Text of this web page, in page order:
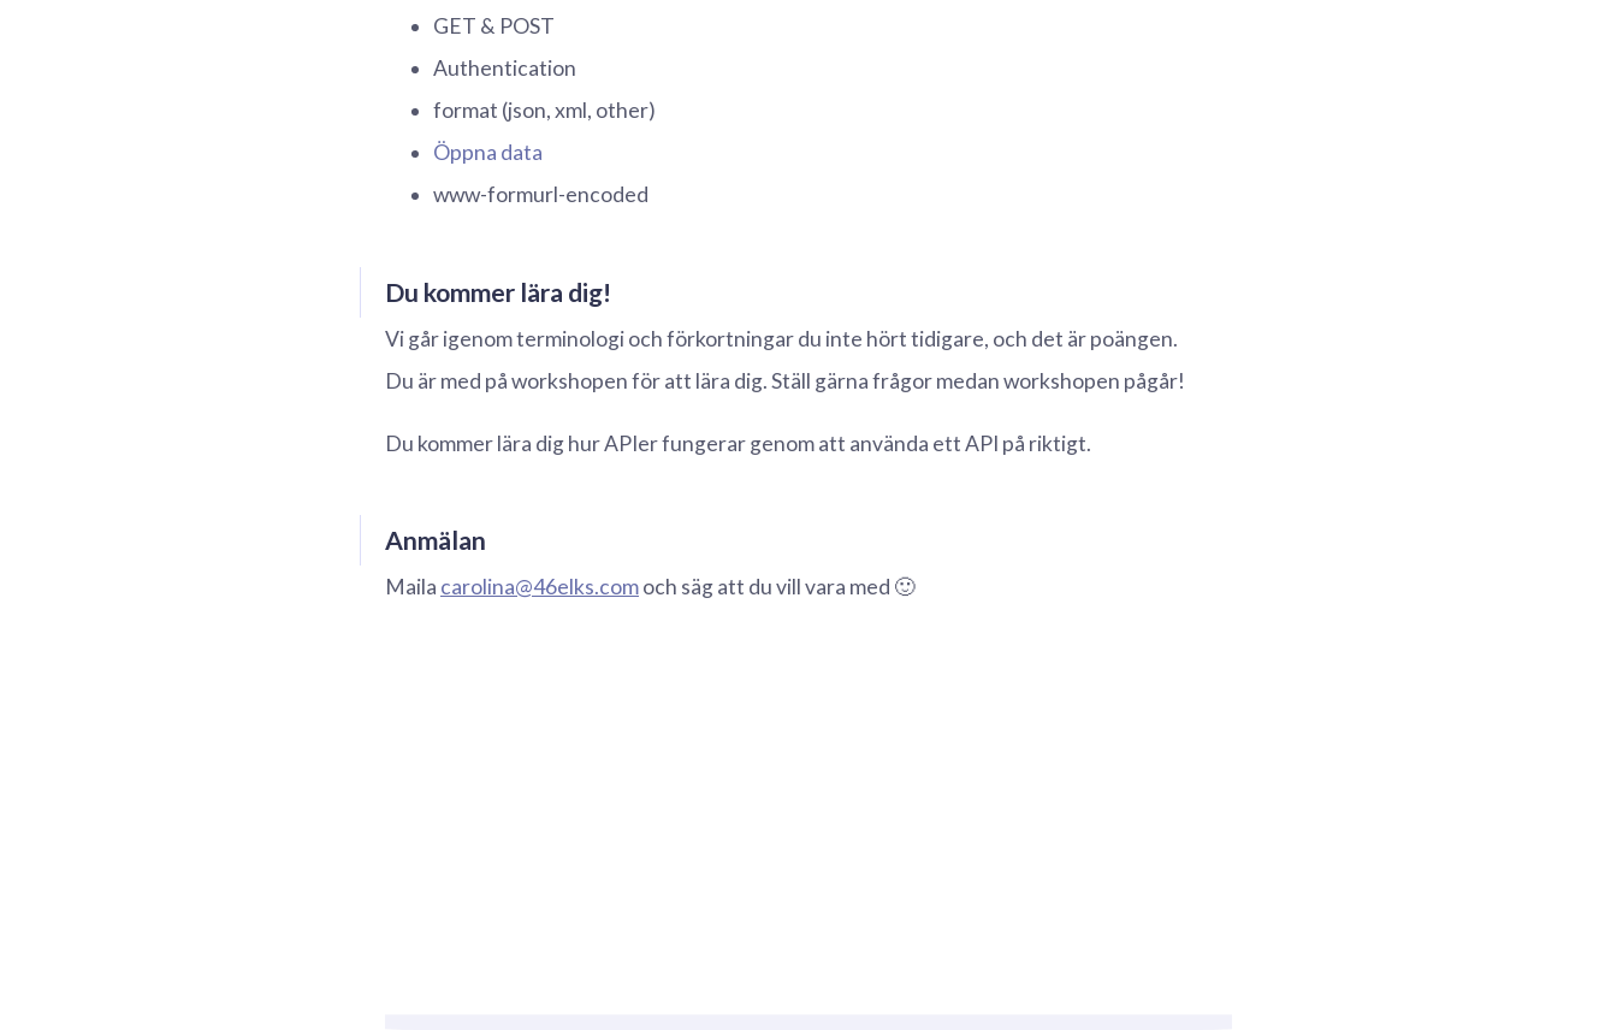
GET & POST
Authentication
format (json, xml, other)
Öppna data
www-formurl-encoded
Du kommer lära dig!
Vi går igenom terminologi och förkortningar du inte hört tidigare, och det är poängen.
Du är med på workshopen för att lära dig. Ställ gärna frågor medan workshopen pågår!
Du kommer lära dig hur APIer fungerar genom att använda ett API på riktigt.
Anmälan
Maila carolina@46elks.comoch säg att du vill vara med 🙂